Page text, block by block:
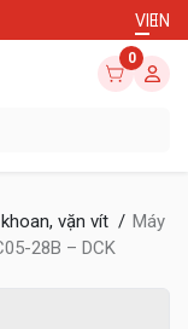
VIEN
0
vặn vít
Máy
28B – DCK